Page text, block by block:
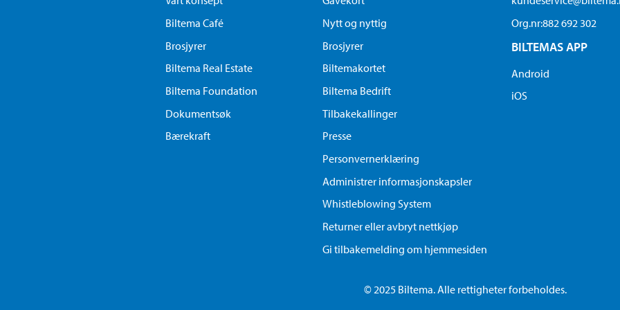
Biltema Café
Brosjyrer
Biltema Real Estate
Biltema Foundation
Dokumentsøk
Bærekraft
Nytt og nyttig
Brosjyrer
Biltemakortet
Biltema Bedrift
Tilbakekallinger
Presse
Personvernerklæring
Administrer informasjonskapsler
Whistleblowing System
Returner eller avbryt nettkjøp
Gi tilbakemelding om hjemmesiden
Org.nr:882 692 302
BILTEMAS APP
Android
iOS
© 2025 Biltema. Alle rettigheter forbeholdes.